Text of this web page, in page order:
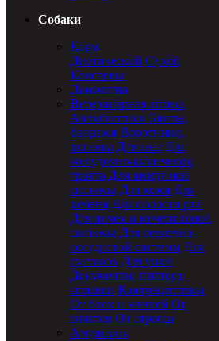
Собаки
Корм
Диетический Сухой
Консервы
Лакомства
Ветеринарная аптека
Антибиотики Бинты,
бандажи Воротники,
попоны Для глаз Для
желудочно-кишечного
тракта Для иммунной
системы Для кожи Для
печени Для полости рта
Для почек и мочеполовой
системы Для сердечно-
сосудистой системы Для
суставов Для ушей
Документы: паспорт,
справки Контрацептивы
От блох и клещей От
глистов От стресса
Амуниция